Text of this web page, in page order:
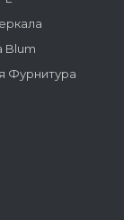
Blum
Фурнитура